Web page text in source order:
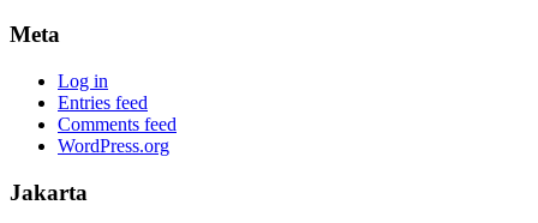
Meta
Log in
Entries feed
Comments feed
WordPress.org
Jakarta